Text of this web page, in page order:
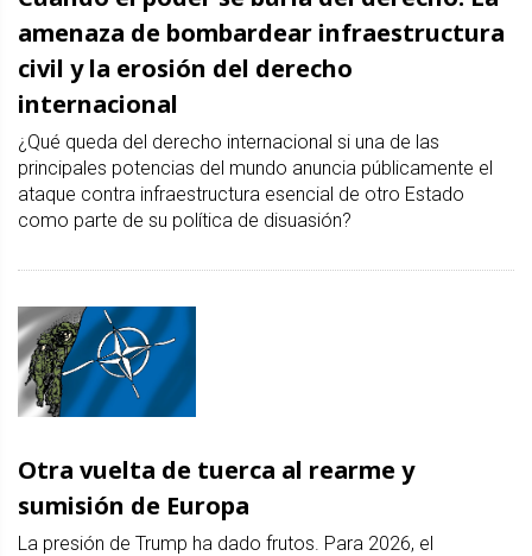
amenaza de bombardear infraestructura
civil y la erosión del derecho
internacional
¿Qué queda del derecho internacional si una de las
principales potencias del mundo anuncia públicamente el
ataque contra infraestructura esencial de otro Estado
como parte de su política de disuasión?
Otra vuelta de tuerca al rearme y
sumisión de Europa
La presión de Trump ha dado frutos. Para 2026, el